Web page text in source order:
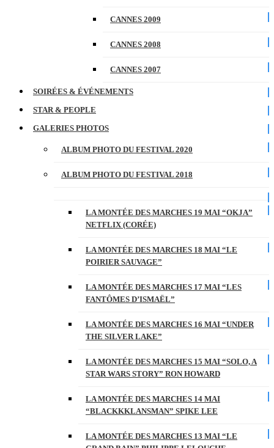
CANNES 2009
CANNES 2008
CANNES 2007
SOIRÉES & ÉVÉNEMENTS
STAR & PEOPLE
GALERIES PHOTOS
ALBUM PHOTO DU FESTIVAL 2020
ALBUM PHOTO DU FESTIVAL 2018
LA MONTÉE DES MARCHES 19 MAI “OKJA”
NETFLIX (CORÉE)
LA MONTÉE DES MARCHES 18 MAI “LE
POIRIER SAUVAGE”
LA MONTÉE DES MARCHES 17 MAI “LES
FANTÔMES D’ISMAËL”
LA MONTÉE DES MARCHES 16 MAI “UNDER
THE SILVER LAKE”
LA MONTÉE DES MARCHES 15 MAI “SOLO, A
STAR WARS STORY” RON HOWARD
LA MONTÉE DES MARCHES 14 MAI
“BLACKKKLANSMAN” SPIKE LEE
LA MONTÉE DES MARCHES 13 MAI “LE